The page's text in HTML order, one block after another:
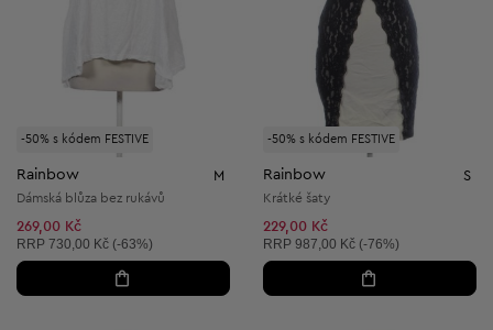
-50% s kódem FESTIVE
Rainbow M
Dámská blůza bez rukávů
269,00 Kč
Doporučená cena:
RRP 730,00 Kč (-63%)
-50% s kódem FESTIVE
Rainbow S
Krátké šaty
229,00 Kč
Doporučená cena:
RRP 987,00 Kč (-76%)